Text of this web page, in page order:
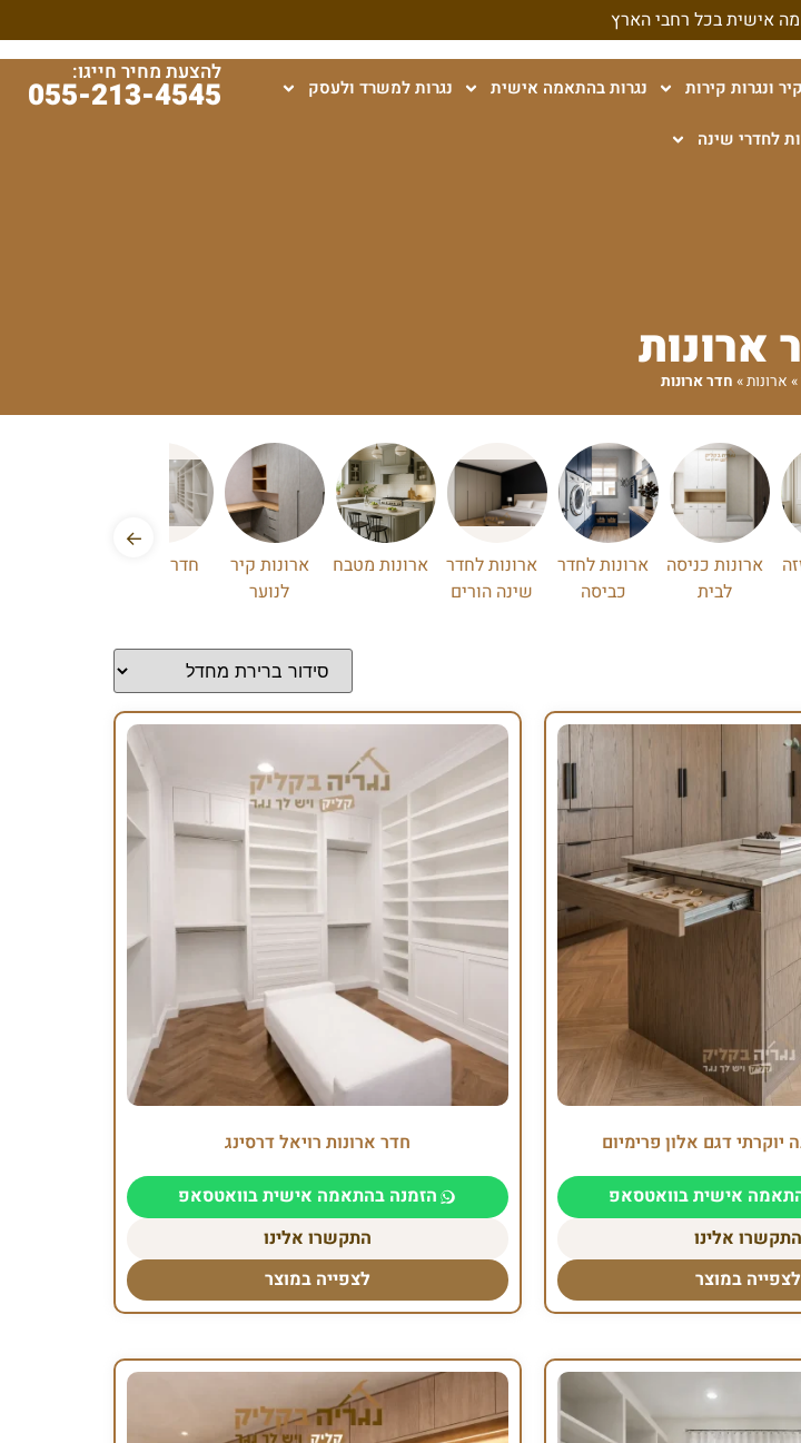
אישית בכל רחבי הארץ
ונגרות קירות נגרות בהתאמה אישית נגרות למשרד ולעסק
לחדרי שינה
להצעת מחיר חייגו:
055-213-4545
ארונות
» ארונות» חדר ארונות
←
ארונות כניסה
לבית
ארונות לחדר
כביסה
ארונות לחדר
שינה הורים
ארונות מטבח
ארונות קיר
לנוער
חדר ארונות
יוקרתי דגם אלון פרימיום
אישית בוואטסאפ
התקשרו אלינו
לצפייה במוצר
חדר ארונות רויאל דרסינג
הזמנה בהתאמה אישית בוואטסאפ
התקשרו אלינו
לצפייה במוצר